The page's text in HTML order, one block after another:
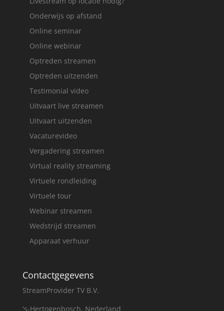
Onderwijs op afstand
Online seminar
Online webinar
Optreden streamen
Optreden uitzenden
Testimonial video
Uitvaart live streamen
Uitvaart uitzenden
Vacaturevideo
Vergadering streamen
Virtual reality streaming
Virtuele rondleiding
Virtuele tour
Webinar streamen
Wedstrijd streamen
Apparaat verhuur
Contactgegevens
StreamProvider TV B.V.
's-Hertogenbosch, Nederland